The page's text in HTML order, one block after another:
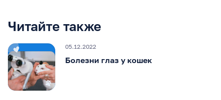
Читайте также
05.12.2022
Болезни глаз у кошек